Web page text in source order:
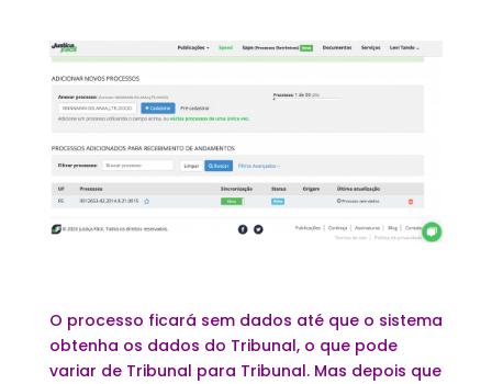
O processo ficará sem dados até que o sistema
obtenha os dados do Tribunal, o que pode
variar de Tribunal para Tribunal. Mas depois que